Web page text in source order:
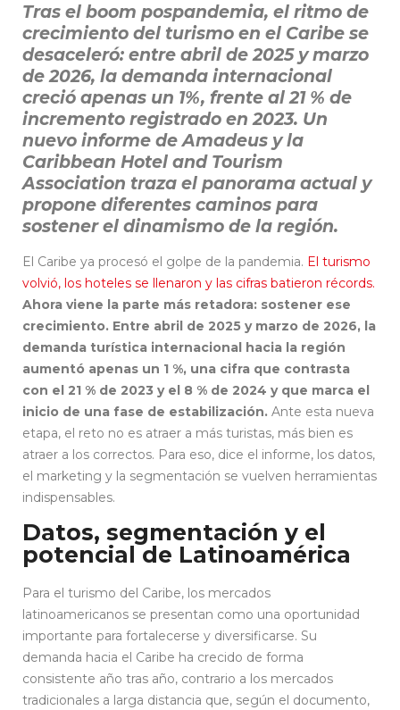
Tras el boom pospandemia, el ritmo de
crecimiento del turismo en el Caribe se
desaceleró: entre abril de 2025 y marzo
de 2026, la demanda internacional
creció apenas un 1%, frente al 21 % de
incremento registrado en 2023. Un
nuevo informe de Amadeus y la
Caribbean Hotel and Tourism
Association traza el panorama actual y
propone diferentes caminos para
sostener el dinamismo de la región.
El Caribe ya procesó el golpe de la pandemia. El turismo
volvió, los hoteles se llenaron y las cifras batieron récords.
Ahora viene la parte más retadora: sostener ese
crecimiento. Entre abril de 2025 y marzo de 2026, la
demanda turística internacional hacia la región
aumentó apenas un 1 %, una cifra que contrasta
con el 21 % de 2023 y el 8 % de 2024 y que marca el
inicio de una fase de estabilización. Ante esta nueva
etapa, el reto no es atraer a más turistas, más bien es
atraer a los correctos. Para eso, dice el informe, los datos,
el marketing y la segmentación se vuelven herramientas
indispensables.
Datos, segmentación y el
potencial de Latinoamérica
Para el turismo del Caribe, los mercados
latinoamericanos se presentan como una oportunidad
importante para fortalecerse y diversificarse. Su
demanda hacia el Caribe ha crecido de forma
consistente año tras año, contrario a los mercados
tradicionales a larga distancia que, según el documento,